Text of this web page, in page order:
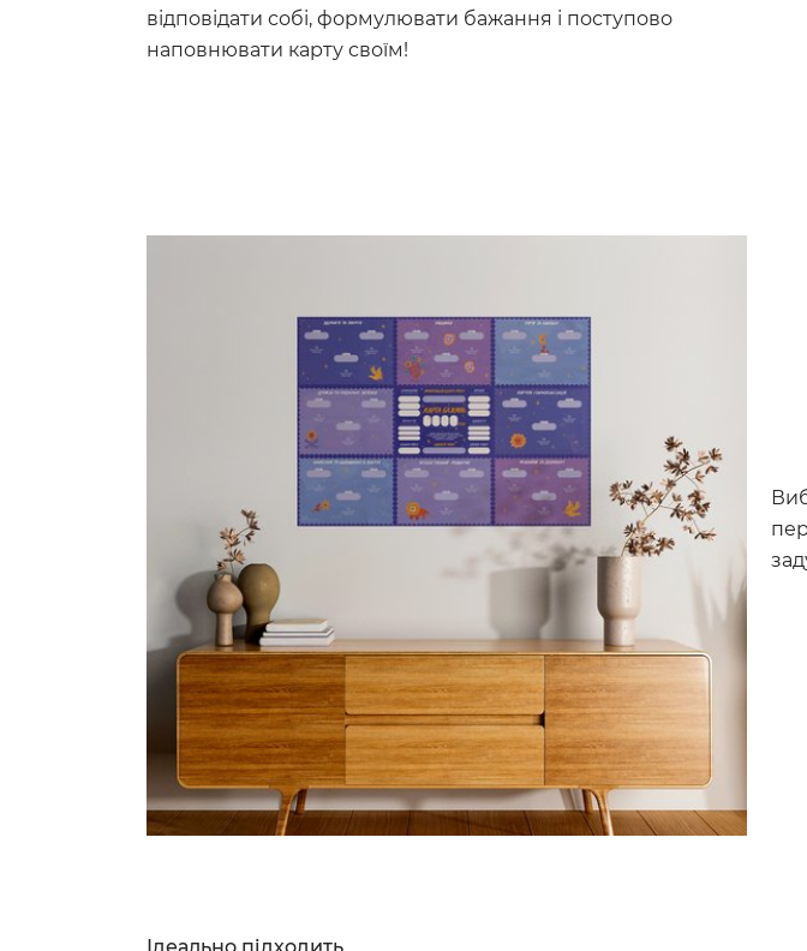
відповідати собі, формулювати бажання і поступово
наповнювати карту своїм!